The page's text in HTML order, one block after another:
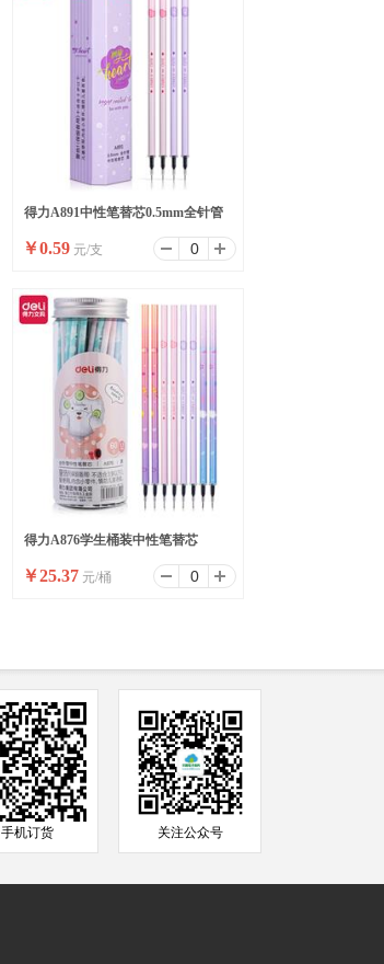
得力A891中性笔替芯0.5mm全针管
(黑)(支)
￥0.59 元/支
得力A876学生桶装中性笔替芯
0.5mm(黑)(60支/桶)
￥25.37 元/桶
手机订货
关注公众号